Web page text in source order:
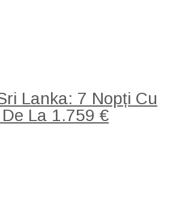
Lanka: 7 Nopți Cu
La 1.759 €